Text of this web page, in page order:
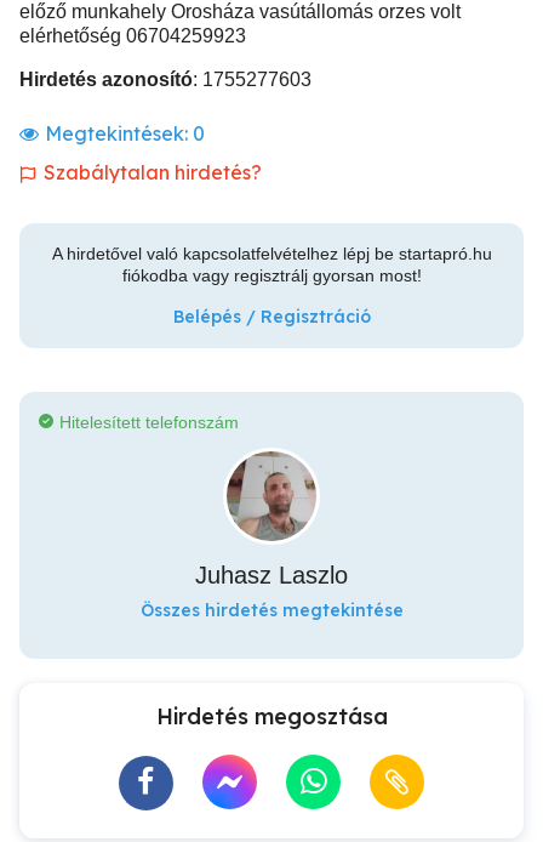
előző munkahely Orosháza vasútállomás orzes volt
elérhetőség 06704259923
Hirdetés azonosító: 1755277603
Megtekintések: 0
Szabálytalan hirdetés?
A hirdetővel való kapcsolatfelvételhez lépj be startapró.hu
fiókodba vagy regisztrálj gyorsan most!
Belépés / Regisztráció
Hitelesített telefonszám
Juhasz Laszlo
Összes hirdetés megtekintése
Hirdetés megosztása